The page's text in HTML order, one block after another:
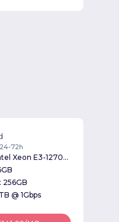
72h
Intel Xeon E3-1270v2 3.50GHz
256GB
@ 1Gbps